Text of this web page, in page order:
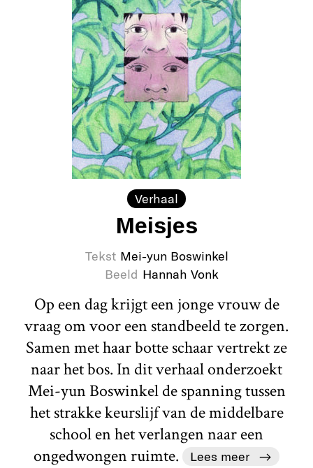
Verhaal
Meisjes
Tekst Mei-yun Boswinkel
Beeld Hannah Vonk
Op een dag krijgt een jonge vrouw de
vraag om voor een standbeeld te zorgen.
Samen met haar botte schaar vertrekt ze
naar het bos. In dit verhaal onderzoekt
Mei-yun Boswinkel de spanning tussen
het strakke keurslijf van de middelbare
school en het verlangen naar een
ongedwongen ruimte.
Lees meer